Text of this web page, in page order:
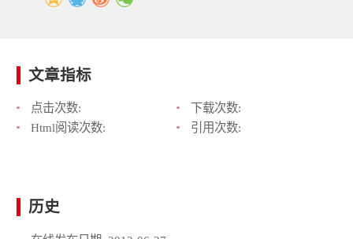
文章指标
点击次数:
下载次数:
Html阅读次数:
引用次数:
历史